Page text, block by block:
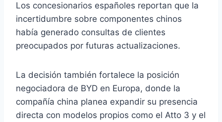
Los concesionarios españoles reportan que la
incertidumbre sobre componentes chinos
había generado consultas de clientes
preocupados por futuras actualizaciones.
La decisión también fortalece la posición
negociadora de BYD en Europa, donde la
compañía china planea expandir su presencia
directa con modelos propios como el Atto 3 y el